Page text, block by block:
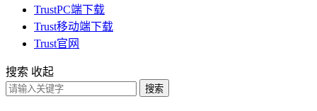
TrustPC端下载
Trust移动端下载
Trust官网
搜索 收起
搜索